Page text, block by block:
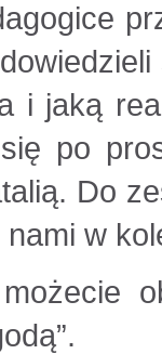
i jaką
po
Do
w